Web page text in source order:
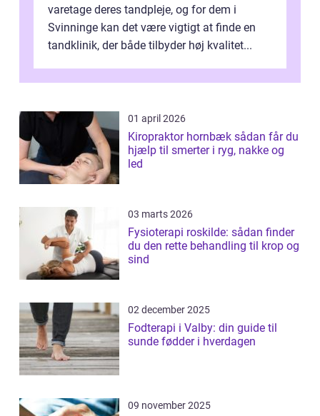
varetage deres tandpleje, og for dem i
Svinninge kan det være vigtigt at finde en
tandklinik, der både tilbyder høj kvalitet...
01 april 2026
Kiropraktor hornbæk sådan får du
hjælp til smerter i ryg, nakke og
led
03 marts 2026
Fysioterapi roskilde: sådan finder
du den rette behandling til krop og
sind
02 december 2025
Fodterapi i Valby: din guide til
sunde fødder i hverdagen
09 november 2025